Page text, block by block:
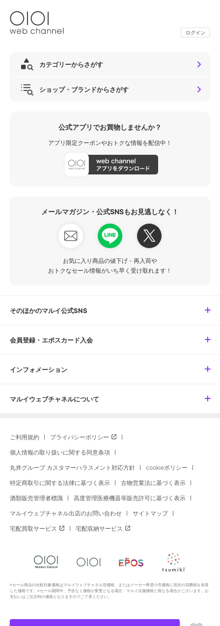
ログイン
カテゴリーからさがす
ショップ・ブランドからさがす
公式アプリでお買物しませんか？
アプリ限定クーポンやおトクな情報を配信中！
メールマガジン・公式SNSもお見逃しなく！
お気に入り商品の値下げ・再入荷や
おトクなセール情報がいち早く受け取れます！
そのほかのマルイ公式SNS
会員登録・エポスカード入会
インフォメーション
マルイウェブチャネルについて
ご利用規約 プライバシーポリシー
個人情報の取り扱いに関する同意条項
丸井グループ カスタマーハラスメント対応方針 cookieポリシー
特定商取引に関する法律に基づく表示 古物営業法に基づく表示
酒類販売管理者標識 高度管理医療機器等販売許可に基づく表示
マルイウェブチャネル出店のお問い合わせ サイトマップ
宅配買取サービス 宅配収納サービス
※セール商品の比較対象価格はマルイウェブチャネル旧価格、またはメーカー希望小売価格に現在の消費税を加算
した価格です。※セール期間中、予告なく価格が変更となる場合・マルイ店舗価格と異なる場合がございます。お
支払いはご注文時の価格となりますのでご了承ください。